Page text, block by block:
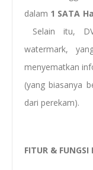
dalam 1 SATA
Selain itu,
watermark,
menyematkan
(yang biasanya
dari perekam).
FITUR & FUNGSI